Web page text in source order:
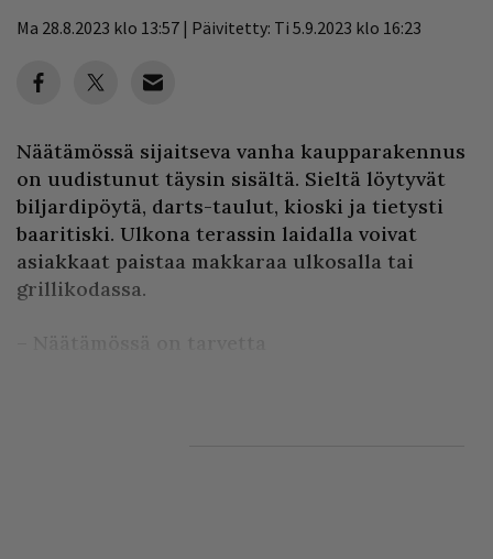
Ma 28.8.2023 klo 13:57 | Päivitetty: Ti 5.9.2023 klo 16:23
Näätämössä sijaitseva vanha kaupparakennus
on uudistunut täysin sisältä. Sieltä löytyvät
biljardipöytä, darts-taulut, kioski ja tietysti
baaritiski. Ulkona terassin laidalla voivat
asiakkaat paistaa makkaraa ulkosalla tai
grillikodassa.